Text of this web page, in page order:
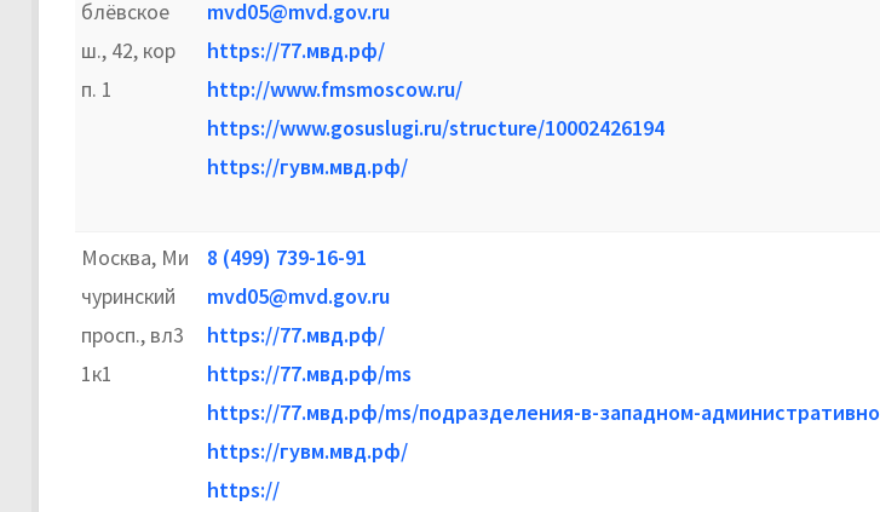
блёвское
ш., 42, кор
п. 1
mvd05@mvd.gov.ru
https://77.мвд.рф/
http://www.fmsmoscow.ru/
https://www.gosuslugi.ru/structure/10002426194
https://гувм.мвд.рф/
Москва, Ми
чуринский
просп., вл3
1к1
8 (499) 739-16-91
mvd05@mvd.gov.ru
https://77.мвд.рф/
https://77.мвд.рф/ms
https://77.мвд.рф/ms/подразделения-в-западном-административно
https://гувм.мвд.рф/
https://